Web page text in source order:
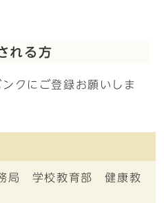
れる方
クにご登録お願いしま
局 学校教育部 健康教